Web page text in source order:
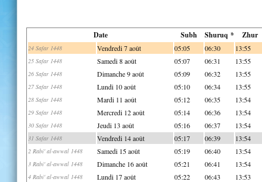
Date Subh Shuruq * Zhur
24 Safar 1448 Vendredi 7 août 05:05 06:30 13:55
25 Safar 1448 Samedi 8 août 05:07 06:31 13:55
26 Safar 1448 Dimanche 9 août 05:09 06:32 13:55
27 Safar 1448 Lundi 10 août 05:10 06:34 13:55
28 Safar 1448 Mardi 11 août 05:12 06:35 13:54
29 Safar 1448 Mercredi 12 août 05:14 06:36 13:54
30 Safar 1448 Jeudi 13 août 05:16 06:37 13:54
31 Safar 1448 Vendredi 14 août 05:17 06:39 13:54
2 Rabi' al-awwal 1448 Samedi 15 août 05:19 06:40 13:54
3 Rabi' al-awwal 1448 Dimanche 16 août 05:21 06:41 13:54
4 Rabi' al-awwal 1448 Lundi 17 août 05:22 06:43 13:53